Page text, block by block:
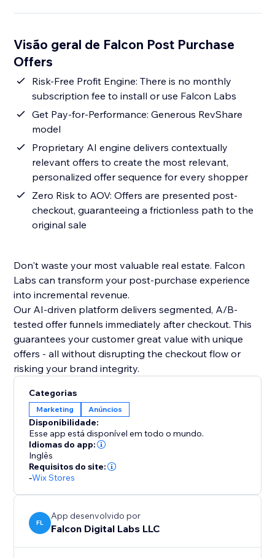
Visão geral de Falcon Post Purchase
Offers
Risk-Free Profit Engine: There is no monthly
subscription fee to install or use Falcon Labs
Get Pay-for-Performance: Generous RevShare
model
Proprietary AI engine delivers contextually
relevant offers to create the most relevant,
personalized offer sequence for every shopper
Zero Risk to AOV: Offers are presented post-
checkout, guaranteeing a frictionless path to the
original sale
Don't waste your most valuable real estate. Falcon
Labs can transform your post-purchase experience
into incremental revenue.
Our AI-driven platform delivers segmented, A/B-
tested offer funnels immediately after checkout. This
guarantees your customer great value with unique
offers - all without disrupting the checkout flow or
risking your brand integrity.
Categorias
Marketing Anúncios
Disponibilidade:
Esse app está disponível em todo o mundo.
Idiomas do app:
Inglês
Requisitos do site:
-Wix Stores
FL
App desenvolvido por
Falcon Digital Labs LLC